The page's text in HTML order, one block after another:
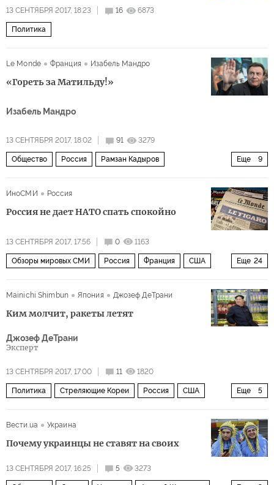
13 СЕНТЯБРЯ 2017, 18:23 16 6873
Политика
Le Monde Франция Изабель Мандро
«Гореть за Матильду!»
Изабель Мандро
13 СЕНТЯБРЯ 2017, 18:02 91 3279
Еще 9
Общество Россия Рамзан Кадыров
ИноСМИ Россия
Россия не дает НАТО спать спокойно
13 СЕНТЯБРЯ 2017, 17:56 0 1163
Еще 24
Обзоры мировых СМИ Россия Франция США
Сергей Лавров
Кирилл Серебренников
НАТО ОБСЕ Renault военные учения «Запад-2017
Lada
Mainichi Shimbun Япония Джозеф ДеТрани
Ким молчит, ракеты летят
Джозеф ДеТрани
Эксперт
13 СЕНТЯБРЯ 2017, 17:00 11 1820
Еще 5
Политика Стреляющие Кореи Россия США
ядерное оружие
Вести.ua Украина
Почему украинцы не ставят на своих
13 СЕНТЯБРЯ 2017, 16:25 5 3273